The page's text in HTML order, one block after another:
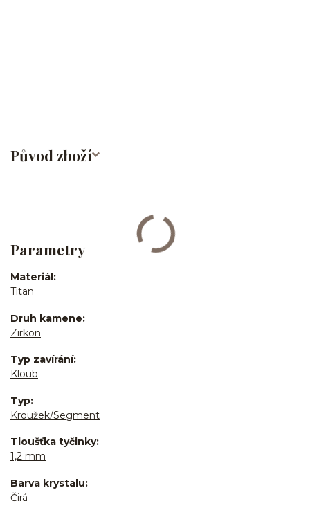
Původ zboží
Parametry
Materiál
Titan
Druh kamene
Zirkon
Typ zavírání
Kloub
Typ
Kroužek/Segment
Tloušťka tyčinky
1,2 mm
Barva krystalu
Čirá